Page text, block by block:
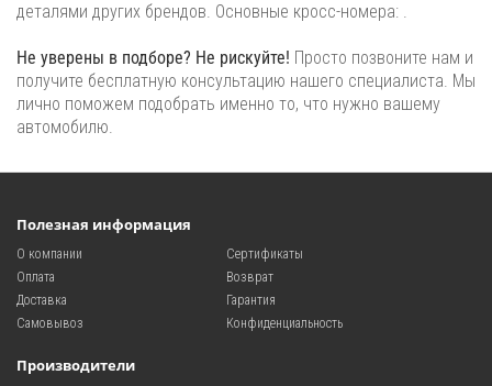
деталями других брендов. Основные кросс-номера: .
Не уверены в подборе? Не рискуйте! Просто позвоните нам и
получите бесплатную консультацию нашего специалиста. Мы
лично поможем подобрать именно то, что нужно вашему
автомобилю.
Полезная информация
О компании
Оплата
Доставка
Самовывоз
Сертификаты
Возврат
Гарантия
Конфиденциальность
Производители